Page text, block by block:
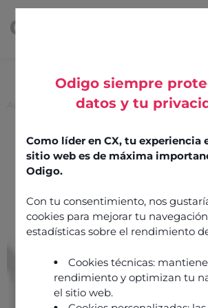
Odigo siempre
datos y tu
Como líder en CX, tu experiencia
sitio web es de máxima
Odigo.
Con tu consentimiento, nos
cookies para mejorar tu
estadísticas sobre el rendimiento
Cookies técnicas:
rendimiento y optimizan tu
el sitio web.
Hubicus Quality Monitoring
Hubicus
20 mai 2025Teams
Intégration réalisée par